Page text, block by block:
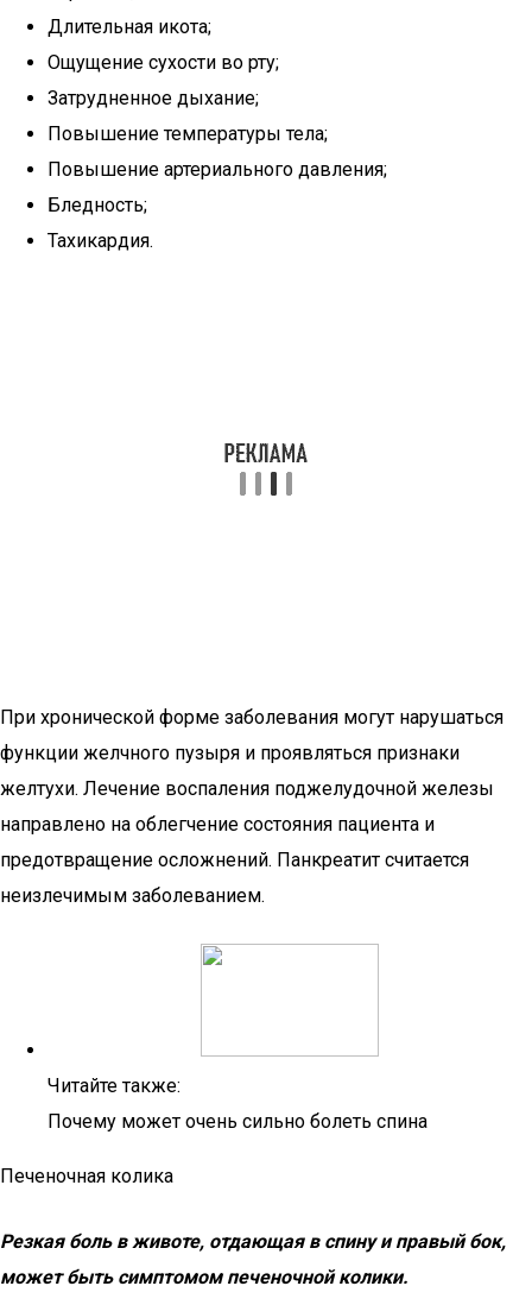
Длительная икота;
Ощущение сухости во рту;
Затрудненное дыхание;
Повышение температуры тела;
Повышение артериального давления;
Бледность;
Тахикардия.
При хронической форме заболевания могут нарушаться
функции желчного пузыря и проявляться признаки
желтухи. Лечение воспаления поджелудочной железы
направлено на облегчение состояния пациента и
предотвращение осложнений. Панкреатит считается
неизлечимым заболеванием.
Читайте также:
Почему может очень сильно болеть спина
Печеночная колика
Резкая боль в животе, отдающая в спину и правый бок,
может быть симптомом печеночной колики.